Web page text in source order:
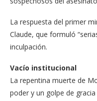
La respuesta del primer
Claude, que formuló
in­culpación.
Vacío institucional
La repentina muerte de
poder y un gol­pe de